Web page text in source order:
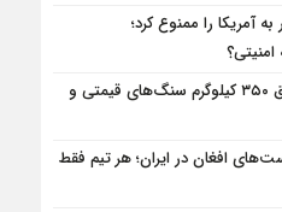
۱۲ کشور به آمریکا را ممنوع کرد؛
جلوگیری پلیس طالبان از قاچاق ۳۵۰ کیلوگرم سنگ‌های قیمتی و
افغان در ایران؛ هر تیم فقط